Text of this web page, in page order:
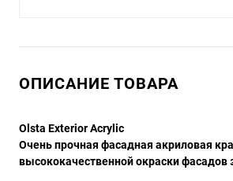
ОПИСАНИЕ ТОВАРА
Olsta Exterior Acrylic
Очень прочная фасадная акриловая
высококачественной окраски